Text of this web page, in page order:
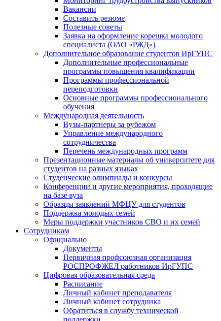
Вакансии
Составить резюме
Полезные советы
Заявка на оформление корешка молодого
специалиста (ОАО «РЖД»)
Дополнительное образование студентов ИрГУПС
Дополнительные профессиональные
программы повышения квалификации
Программы профессиональной
переподготовки
Основные программы профессионального
обучения
Международная деятельность
Вузы-партнеры за рубежом
Управление международного
сотрудничества
Перечень международных программ
Презентационные материалы об университете для
студентов на разных языках
Студенческие олимпиады и конкурсы
Конференции и другие мероприятия, проходящие
на базе вуза
Образцы заявлений МФЦУ для студентов
Поддержка молодых семей
Меры поддержки участников СВО и их семей
Сотрудникам
Официально
Документы
Первичная профсоюзная организация
РОСПРОФЖЕЛ работников ИрГУПС
Цифровая образовательная среда
Расписание
Личный кабинет преподавателя
Личный кабинет сотрудника
Обратиться в службу технической
поддержки